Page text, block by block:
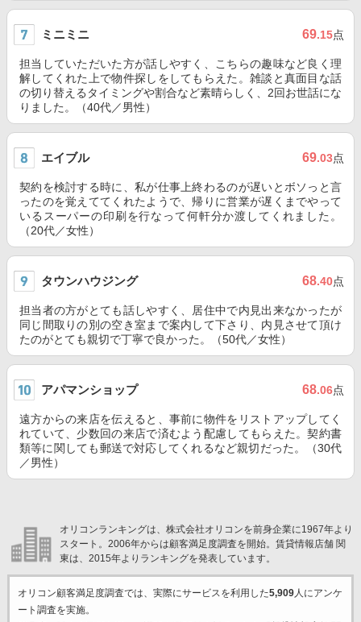
ミニミニ 69.15点
担当していただいた方が話しやすく、こちらの趣味など良く理
解してくれた上で物件探しをしてもらえた。雑談と真面目な話
の切り替えるタイミングや割合など素晴らしく、2回お世話にな
りました。（40代／男性）
エイブル 69.03点
契約を検討する時に、私が仕事上終わるのが遅いとボソっと言
ったのを覚えててくれたようで、帰りに営業が遅くまでやって
いるスーパーの印刷を行なって何軒分か渡してくれました。
（20代／女性）
タウンハウジング 68.40点
担当者の方がとても話しやすく、居住中で内見出来なかったが
同じ間取りの別の空き室まで案内して下さり、内見させて頂け
たのがとても親切で丁寧で良かった。（50代／女性）
アパマンショップ 68.06点
遠方からの来店を伝えると、事前に物件をリストアップしてく
れていて、少数回の来店で済むよう配慮してもらえた。契約書
類等に関しても郵送で対応してくれるなど親切だった。（30代
／男性）
オリコンランキングは、株式会社オリコンを前身企業に1967年より
スタート。2006年からは顧客満足度調査を開始。賃貸情報店舗 関
東は、2015年よりランキングを発表しています。
オリコン顧客満足度調査では、実際にサービスを利用した5,909人にアンケ
ート調査を実施。